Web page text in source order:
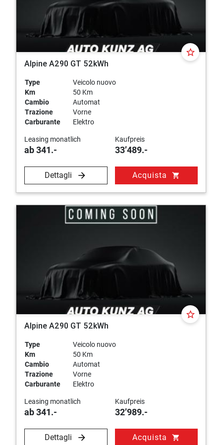
star_border
Alpine A290 GT 52kWh
Type
Veicolo nuovo
Km
50 Km
Cambio
Automat
Trazione
Vorne
Carburante
Elektro
Leasing monatlich
ab 341.-
Kaufpreis
33’489.-
Dettagli Acquista shopping_cart
star_border
Alpine A290 GT 52kWh
Type
Veicolo nuovo
Km
50 Km
Cambio
Automat
Trazione
Vorne
Carburante
Elektro
Leasing monatlich
ab 341.-
Kaufpreis
32’989.-
Dettagli Acquista shopping_cart